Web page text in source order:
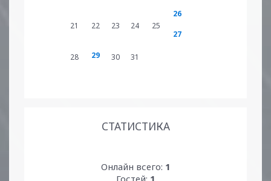
21 22 23 24 25
26
27
28 29 30 31
СТАТИСТИКА
Онлайн всего: 1
Гостей: 1